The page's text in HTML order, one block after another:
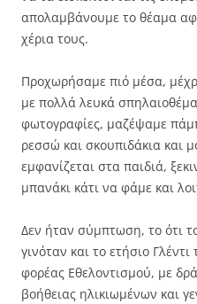
απολαμβάνουμε το θέαμα
χέρια τους.
Προχωρήσαμε πιό μέσα,
με πολλά λευκά
φωτογραφίες, μαζέψαμε
ρεσσώ και σκουπιδάκια και
εμφανίζεται στα παιδιά,
μπανάκι κάτι να φάμε και
Δεν ήταν σύμπτωση, το ότι
γινόταν και το ετήσιο
φορέας Εθελοντισμού, με
βοήθειας ηλικιωμένων και